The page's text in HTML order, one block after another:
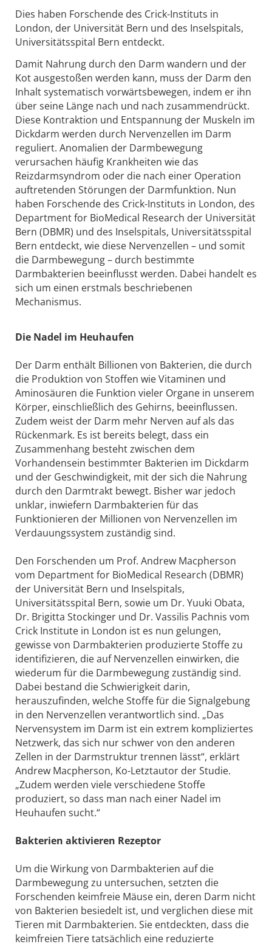
Dies haben Forschende des Crick-Instituts in
London, der Universität Bern und des Inselspitals,
Universitätsspital Bern entdeckt.
Damit Nahrung durch den Darm wandern und der
Kot ausgestoßen werden kann, muss der Darm den
Inhalt systematisch vorwärtsbewegen, indem er ihn
über seine Länge nach und nach zusammendrückt.
Diese Kontraktion und Entspannung der Muskeln im
Dickdarm werden durch Nervenzellen im Darm
reguliert. Anomalien der Darmbewegung
verursachen häufig Krankheiten wie das
Reizdarmsyndrom oder die nach einer Operation
auftretenden Störungen der Darmfunktion. Nun
haben Forschende des Crick-Instituts in London, des
Department for BioMedical Research der Universität
Bern (DBMR) und des Inselspitals, Universitätsspital
Bern entdeckt, wie diese Nervenzellen – und somit
die Darmbewegung – durch bestimmte
Darmbakterien beeinflusst werden. Dabei handelt es
sich um einen erstmals beschriebenen
Mechanismus.
Die Nadel im Heuhaufen
Der Darm enthält Billionen von Bakterien, die durch
die Produktion von Stoffen wie Vitaminen und
Aminosäuren die Funktion vieler Organe in unserem
Körper, einschließlich des Gehirns, beeinflussen.
Zudem weist der Darm mehr Nerven auf als das
Rückenmark. Es ist bereits belegt, dass ein
Zusammenhang besteht zwischen dem
Vorhandensein bestimmter Bakterien im Dickdarm
und der Geschwindigkeit, mit der sich die Nahrung
durch den Darmtrakt bewegt. Bisher war jedoch
unklar, inwiefern Darmbakterien für das
Funktionieren der Millionen von Nervenzellen im
Verdauungssystem zuständig sind.
Den Forschenden um Prof. Andrew Macpherson
vom Department for BioMedical Research (DBMR)
der Universität Bern und Inselspitals,
Universitätsspital Bern, sowie um Dr. Yuuki Obata,
Dr. Brigitta Stockinger und Dr. Vassilis Pachnis vom
Crick Institute in London ist es nun gelungen,
gewisse von Darmbakterien produzierte Stoffe zu
identifizieren, die auf Nervenzellen einwirken, die
wiederum für die Darmbewegung zuständig sind.
Dabei bestand die Schwierigkeit darin,
herauszufinden, welche Stoffe für die Signalgebung
in den Nervenzellen verantwortlich sind. „Das
Nervensystem im Darm ist ein extrem kompliziertes
Netzwerk, das sich nur schwer von den anderen
Zellen in der Darmstruktur trennen lässt“, erklärt
Andrew Macpherson, Ko-Letztautor der Studie.
„Zudem werden viele verschiedene Stoffe
produziert, so dass man nach einer Nadel im
Heuhaufen sucht.“
Bakterien aktivieren Rezeptor
Um die Wirkung von Darmbakterien auf die
Darmbewegung zu untersuchen, setzten die
Forschenden keimfreie Mäuse ein, deren Darm nicht
von Bakterien besiedelt ist, und verglichen diese mit
Tieren mit Darmbakterien. Sie entdeckten, dass die
keimfreien Tiere tatsächlich eine reduzierte